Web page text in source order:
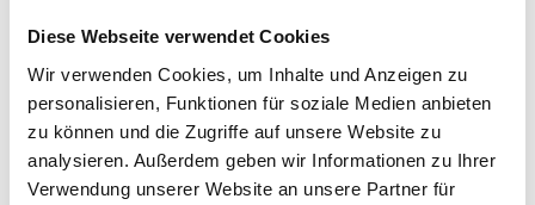
Diese Webseite verwendet Cookies
Wir verwenden Cookies, um Inhalte und Anzeigen zu
personalisieren, Funktionen für soziale Medien anbieten
zu können und die Zugriffe auf unsere Website zu
analysieren. Außerdem geben wir Informationen zu Ihrer
Verwendung unserer Website an unsere Partner für
November 9 @ 9:00.17:00
Workshop: Marke first – Relevanz in Zeiten
von KI
SpaceAm Sandtorkai 27, Hamburg, Hamburg
Tickets kaufen 590,00€